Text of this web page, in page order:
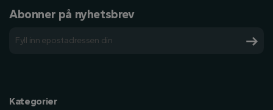
Abonner på nyhetsbrev
Kategorier